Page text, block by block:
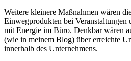
Weitere kleinere Maßnahmen wären
Einwegprodukten bei Veranstaltungen
mit Energie im Büro. Denkbar wären
(wie in meinem Blog) über erreichte
innerhalb des Unternehmens.